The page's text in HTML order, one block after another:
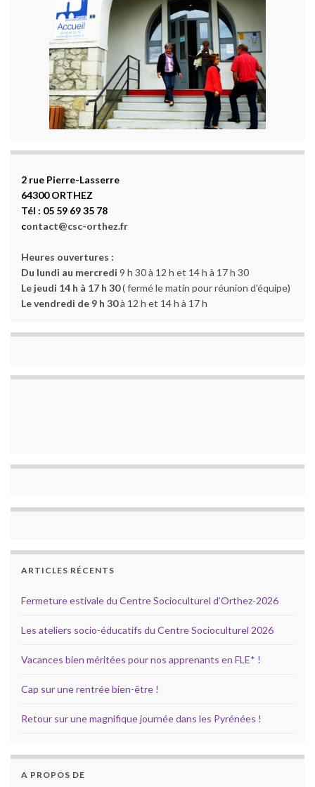
2 rue Pierre-Lasserre
64300 ORTHEZ
Tél : 05 59 69 35 78
contact@csc-orthez.fr
Heures ouvertures :
Du lundi au mercredi 9 h 30 à 12 h et 14 h à 17 h 30
Le jeudi 14 h à 17 h 30( fermé le matin pour réunion d'équipe)
Le vendredi de 9 h 30à 12 h et 14 h à 17 h
ARTICLES RÉCENTS
Fermeture estivale du Centre Socioculturel d’Orthez-2026
Les ateliers socio-éducatifs du Centre Socioculturel 2026
Vacances bien méritées pour nos apprenants en FLE* !
Cap sur une rentrée bien-être !
Retour sur une magnifique journée dans les Pyrénées !
A PROPOS DE